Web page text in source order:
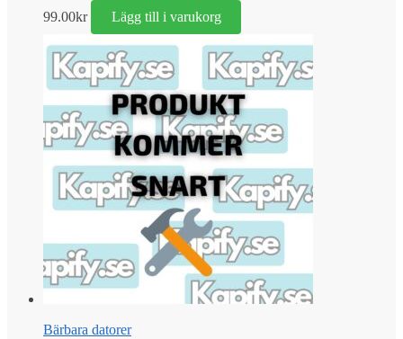
99.00kr Lägg till i varukorg
Bärbara datorer